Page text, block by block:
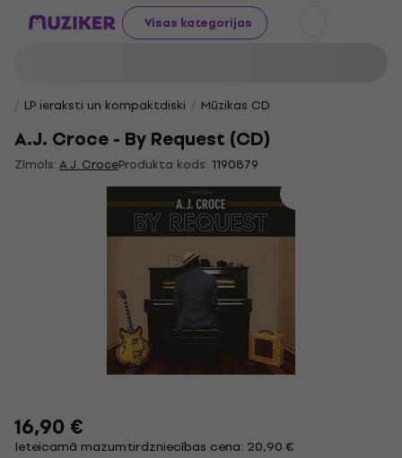
Visas kategorijas
LP ieraksti un kompaktdiski Mūzikas CD
A.J. Croce - By Request (CD)
Zīmols:A.J. CroceProdukta kods: 1190879
16,90 €
Ieteicamā mazumtirdzniecības cena: 20,90 €